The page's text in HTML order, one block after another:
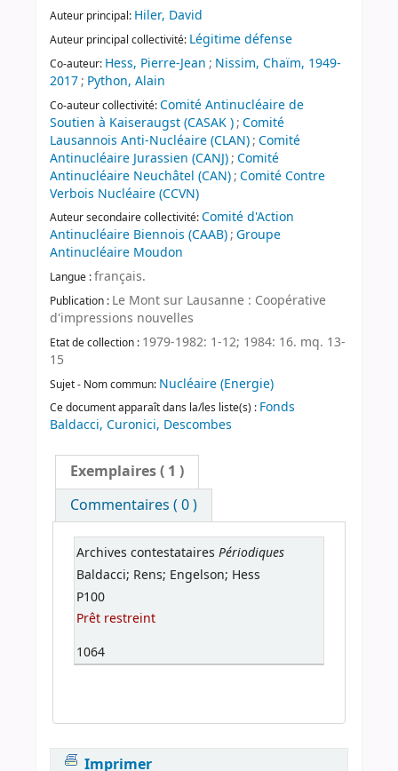
Auteur principal: Hiler, David
Auteur principal collectivité: Légitime défense
Co-auteur: Hess, Pierre-Jean; Nissim, Chaïm, 1949-
2017; Python, Alain
Co-auteur collectivité:Comité Antinucléaire de
Soutien à Kaiseraugst (CASAK );Comité
Lausannois Anti-Nucléaire (CLAN);Comité
Antinucléaire Jurassien (CANJ);Comité
Antinucléaire Neuchâtel (CAN);Comité Contre
Verbois Nucléaire (CCVN)
Auteur secondaire collectivité:Comité d'Action
Antinucléaire Biennois (CAAB);Groupe
Antinucléaire Moudon
Langue :français.
Publication : Le Mont sur Lausanne : Coopérative
d'impressions nouvelles
Etat de collection : 1979-1982: 1-12; 1984: 16. mq. 13-
15
Sujet - Nom commun: Nucléaire (Energie)
Ce document apparaît dans la/les liste(s) : Fonds
Baldacci, Curonici, Descombes
Exemplaires( 1 )
Commentaires ( 0 )
Archives contestataires Périodiques
Baldacci; Rens; Engelson; Hess
P100
Prêt restreint
1064
Imprimer